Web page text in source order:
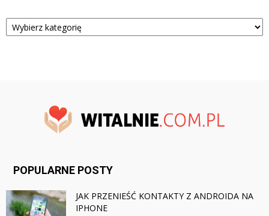
Kategorie
POPULARNE POSTY
JAK PRZENIEŚĆ KONTAKTY Z ANDROIDA NA
IPHONE